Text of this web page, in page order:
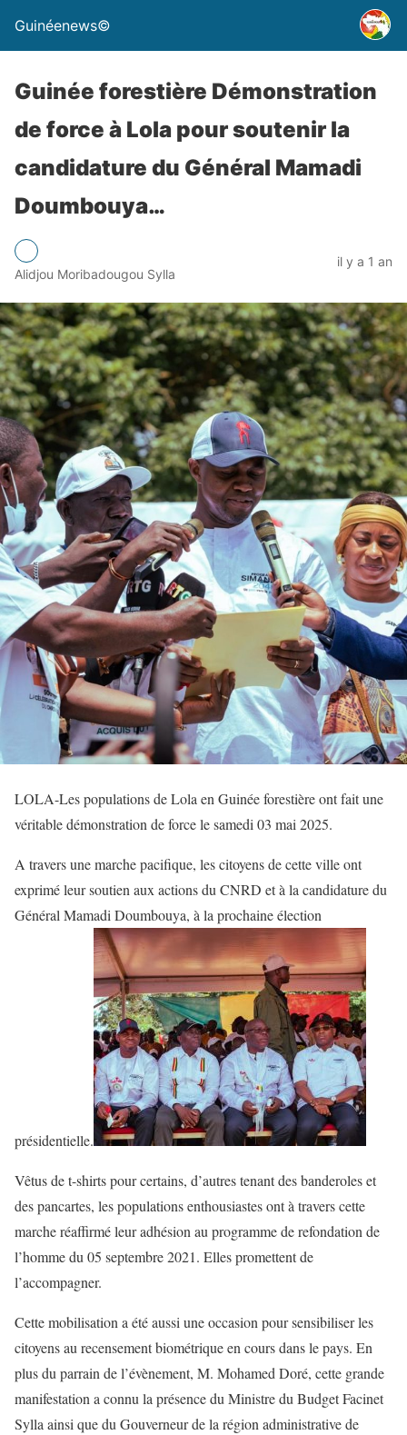
Guinéenews©
Guinée forestière Démonstration
de force à Lola pour soutenir la
candidature du Général Mamadi
Doumbouya…
Alidjou Moribadougou Sylla
il y a 1 an
LOLA-Les populations de Lola en Guinée forestière ont fait une
véritable démonstration de force le samedi 03 mai 2025.
A travers une marche pacifique, les citoyens de cette ville ont
exprimé leur soutien aux actions du CNRD et à la candidature du
Général Mamadi Doumbouya, à la prochaine élection
présidentielle.
Vêtus de t-shirts pour certains, d’autres tenant des banderoles et
des pancartes, les populations enthousiastes ont à travers cette
marche réaffirmé leur adhésion au programme de refondation de
l’homme du 05 septembre 2021. Elles promettent de
l’accompagner.
Cette mobilisation a été aussi une occasion pour sensibiliser les
citoyens au recensement biométrique en cours dans le pays. En
plus du parrain de l’évènement, M. Mohamed Doré, cette grande
manifestation a connu la présence du Ministre du Budget Facinet
Sylla ainsi que du Gouverneur de la région administrative de